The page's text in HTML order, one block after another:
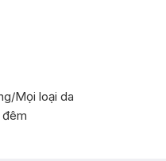
Mọi loại da
đêm